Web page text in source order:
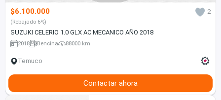
$6.100.000 2
(Rebajado 6%)
SUZUKI CELERIO 1.0 GLX AC MECANICO AÑO 2018
2018 Bencina 88000 km
Temuco
Contactar ahora